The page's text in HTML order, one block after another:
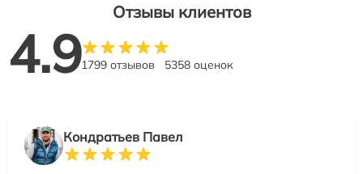
Отзывы клиентов
4.91799 отзывов 5358 оценок
Кондратьев Павел